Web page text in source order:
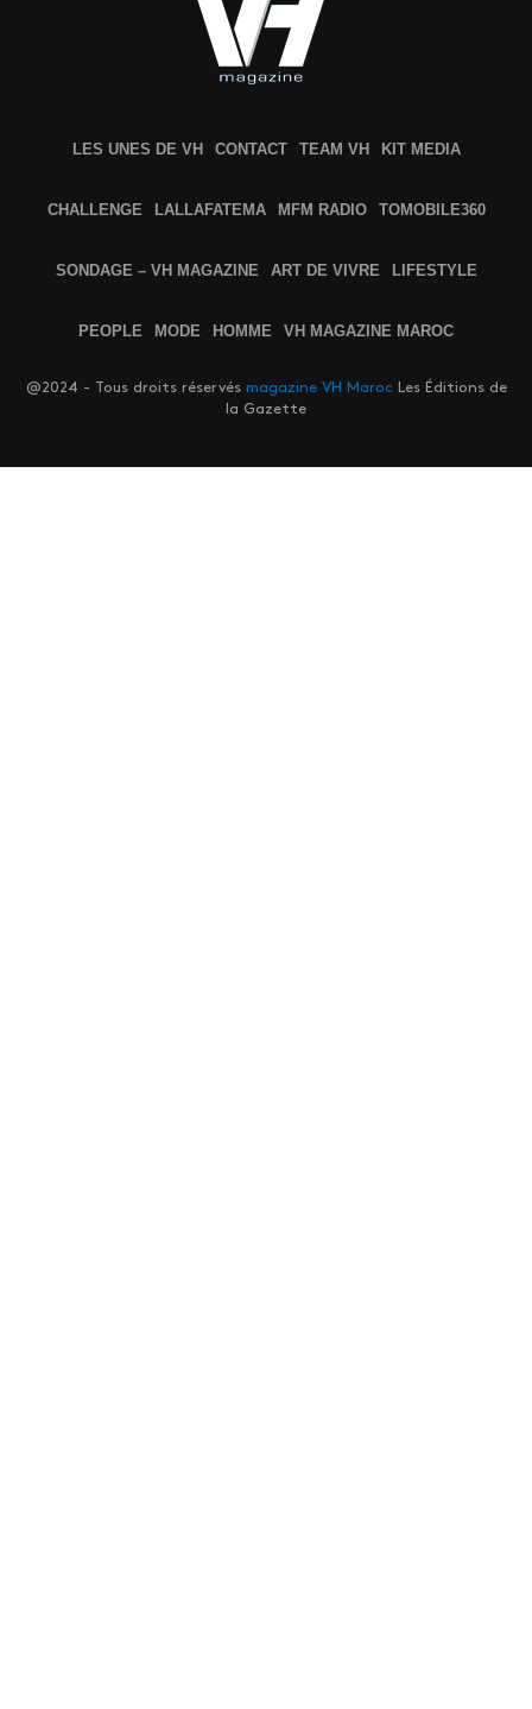
LES UNES DE VH CONTACT TEAM VH KIT MEDIA
CHALLENGE LALLAFATEMA MFM RADIO TOMOBILE360
SONDAGE – VH MAGAZINE ART DE VIVRE LIFESTYLE
PEOPLE MODE HOMME VH MAGAZINE MAROC
@2024 - Tous droits réservés magazine VH MarocLes Éditions de
la Gazette